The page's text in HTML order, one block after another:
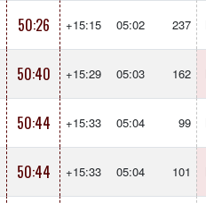
50:26 +15:15 05:02 237
50:40 +15:29 05:03 162
50:44 +15:33 05:04 99
50:44 +15:33 05:04 101